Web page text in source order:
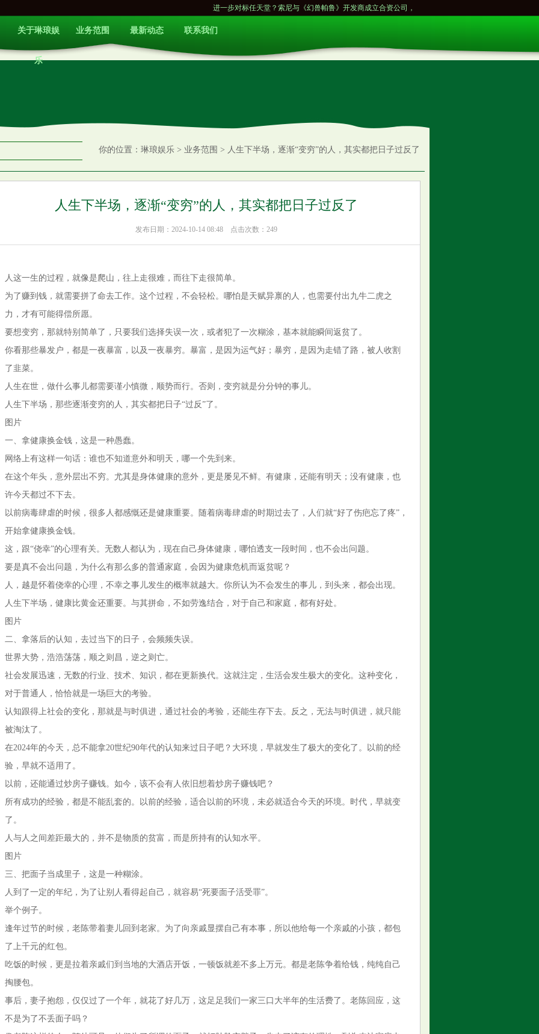
进一步对标任天堂？索尼与《幻兽帕鲁》开发商成立合资公司，效仿宝可梦模式...
关于琳琅娱
乐
业务范围 最新动态 联系我们
你的位置： 琳琅娱乐 > 业务范围 > 人生下半场，逐渐“变穷”的人，其实都把日子过反了
人生下半场，逐渐“变穷”的人，其实都把日子过反了
发布日期：2024-10-14 08:48 点击次数：249
人这一生的过程，就像是爬山，往上走很难，而往下走很简单。
为了赚到钱，就需要拼了命去工作。这个过程，不会轻松。哪怕是天赋异禀的人，也需要付出九牛二虎之
力，才有可能得偿所愿。
要想变穷，那就特别简单了，只要我们选择失误一次，或者犯了一次糊涂，基本就能瞬间返贫了。
你看那些暴发户，都是一夜暴富，以及一夜暴穷。暴富，是因为运气好；暴穷，是因为走错了路，被人收割
了韭菜。
人生在世，做什么事儿都需要谨小慎微，顺势而行。否则，变穷就是分分钟的事儿。
人生下半场，那些逐渐变穷的人，其实都把日子“过反”了。
图片
一、拿健康换金钱，这是一种愚蠢。
网络上有这样一句话：谁也不知道意外和明天，哪一个先到来。
在这个年头，意外层出不穷。尤其是身体健康的意外，更是屡见不鲜。有健康，还能有明天；没有健康，也
许今天都过不下去。
以前病毒肆虐的时候，很多人都感慨还是健康重要。随着病毒肆虐的时期过去了，人们就“好了伤疤忘了疼”，
开始拿健康换金钱。
这，跟“侥幸”的心理有关。无数人都认为，现在自己身体健康，哪怕透支一段时间，也不会出问题。
要是真不会出问题，为什么有那么多的普通家庭，会因为健康危机而返贫呢？
人，越是怀着侥幸的心理，不幸之事儿发生的概率就越大。你所认为不会发生的事儿，到头来，都会出现。
人生下半场，健康比黄金还重要。与其拼命，不如劳逸结合，对于自己和家庭，都有好处。
图片
二、拿落后的认知，去过当下的日子，会频频失误。
世界大势，浩浩荡荡，顺之则昌，逆之则亡。
社会发展迅速，无数的行业、技术、知识，都在更新换代。这就注定，生活会发生极大的变化。这种变化，
对于普通人，恰恰就是一场巨大的考验。
认知跟得上社会的变化，那就是与时俱进，通过社会的考验，还能生存下去。反之，无法与时俱进，就只能
被淘汰了。
在2024年的今天，总不能拿20世纪90年代的认知来过日子吧？大环境，早就发生了极大的变化了。以前的经
验，早就不适用了。
以前，还能通过炒房子赚钱。如今，该不会有人依旧想着炒房子赚钱吧？
所有成功的经验，都是不能乱套的。以前的经验，适合以前的环境，未必就适合今天的环境。时代，早就变
了。
人与人之间差距最大的，并不是物质的贫富，而是所持有的认知水平。
图片
三、把面子当成里子，这是一种糊涂。
人到了一定的年纪，为了让别人看得起自己，就容易“死要面子活受罪”。
举个例子。
逢年过节的时候，老陈带着妻儿回到老家。为了向亲戚显摆自己有本事，所以他给每一个亲戚的小孩，都包
了上千元的红包。
吃饭的时候，更是拉着亲戚们到当地的大酒店开饭，一顿饭就差不多上万元。都是老陈争着给钱，纯纯自己
掏腰包。
事后，妻子抱怨，仅仅过了一个年，就花了好几万，这足足我们一家三口大半年的生活费了。老陈回应，这
不是为了不丢面子吗？